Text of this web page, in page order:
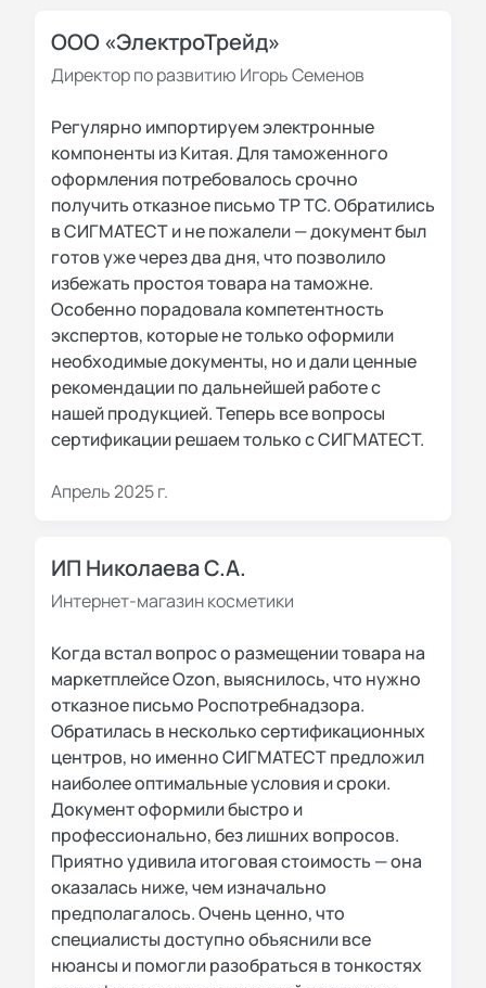
ООО «ЭлектроТрейд»
Директор по развитию Игорь Семенов
Регулярно импортируем электронные
компоненты из Китая. Для таможенного
оформления потребовалось срочно
получить отказное письмо ТР ТС. Обратились
в СИГМАТЕСТ и не пожалели — документ был
готов уже через два дня, что позволило
избежать простоя товара на таможне.
Особенно порадовала компетентность
экспертов, которые не только оформили
необходимые документы, но и дали ценные
рекомендации по дальнейшей работе с
нашей продукцией. Теперь все вопросы
сертификации решаем только с СИГМАТЕСТ.
Апрель 2025 г.
ИП Николаева С.А.
Интернет-магазин косметики
Когда встал вопрос о размещении товара на
маркетплейсе Ozon, выяснилось, что нужно
отказное письмо Роспотребнадзора.
Обратилась в несколько сертификационных
центров, но именно СИГМАТЕСТ предложил
наиболее оптимальные условия и сроки.
Документ оформили быстро и
профессионально, без лишних вопросов.
Приятно удивила итоговая стоимость — она
оказалась ниже, чем изначально
предполагалось. Очень ценно, что
специалисты доступно объяснили все
нюансы и помогли разобраться в тонкостях